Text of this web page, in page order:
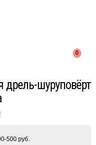
0
дрель-шуруповёрт
500 руб.